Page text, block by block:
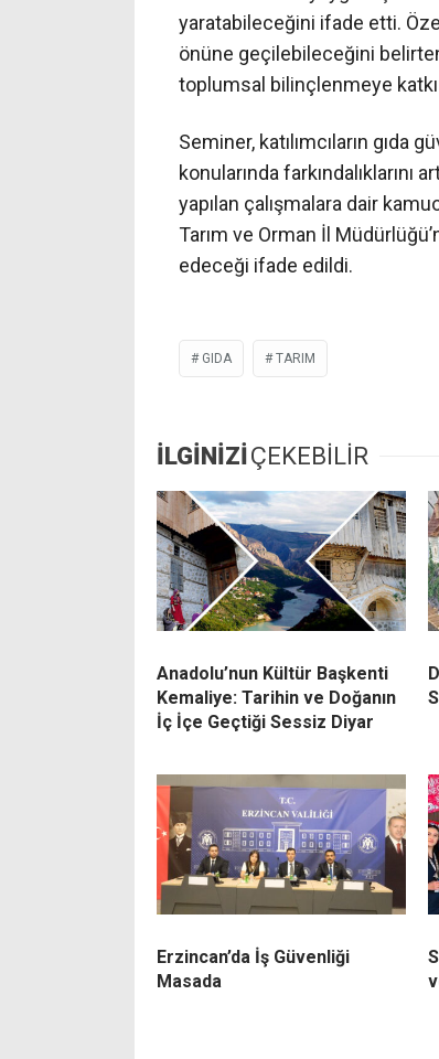
yaratabileceğini ifade etti.
önüne geçilebileceğini
toplumsal bilinçlenmeye
Seminer, katılımcıların
konularında farkındalıklarını
yapılan çalışmalara dair
Tarım ve Orman İl
edeceği ifade edildi.
GIDA TARIM
İLGİNİZİÇEKEBİLİR
Anadolu’nun Kültür Başkenti
Kemaliye: Tarihin ve Doğanın
İç İçe Geçtiği Sessiz Diyar
Erzincan’da İş Güvenliği
Masada